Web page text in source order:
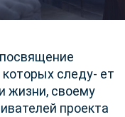
следу- ет
жизни, своему
проекта